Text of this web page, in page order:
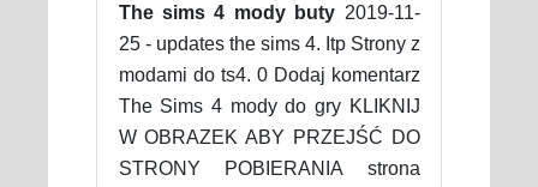
The sims 4 mody buty 2019-11-
25 - updates the sims 4. Itp Strony z
modami do ts4. 0 Dodaj komentarz
The Sims 4 mody do gry KLIKNIJ
W OBRAZEK ABY PRZEJŚĆ DO
STRONY POBIERANIA strona